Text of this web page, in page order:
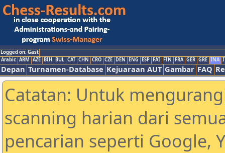
Logged on: Gast
Arabic ARM AZE BIH BUL CAT CHN CRO CZE DEN ENG ESP FAI FIN FRA GER GRE INA
Depan Turnamen-Database Kejuaraan AUT Gambar FAQ
Catatan: Untuk
scanning harian dari
pencarian seperti Google,